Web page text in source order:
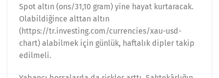
Spot altın (ons/31,10 gram) yine hayat kurtaracak.
Olabildiğince alttan altın
(https://tr.investing.com/currencies/xau-usd-
chart) alabilmek için günlük, haftalık dipler takip
edilmeli.